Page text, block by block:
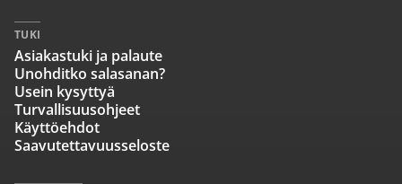
TUKI
Asiakastuki ja palaute
Unohditko salasanan?
Usein kysyttyä
Turvallisuusohjeet
Käyttöehdot
Saavutettavuusseloste